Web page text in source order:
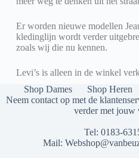
Er worden nieuwe modellen
kledinglijn wordt verder
zoals wij die nu kennen.
Levi’s is alleen in de winkel
Shop Dames
Shop Heren
Neem contact op met de
verder met jouw
Tel: 0183-
Mail: